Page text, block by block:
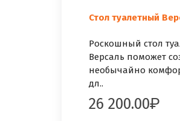
Стол туалетный
Роскошный cтол
Версаль поможет
необычайно
дл..
26 200.00